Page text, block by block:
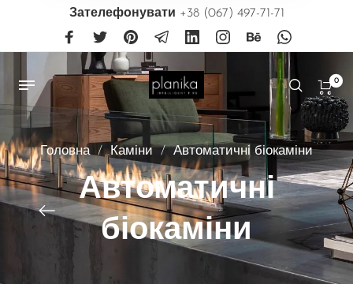
Зателефонувати +38 (067) 497-71-71
0
Головна / Каміни / Автоматичні біокаміни
Автоматичні
біокаміни